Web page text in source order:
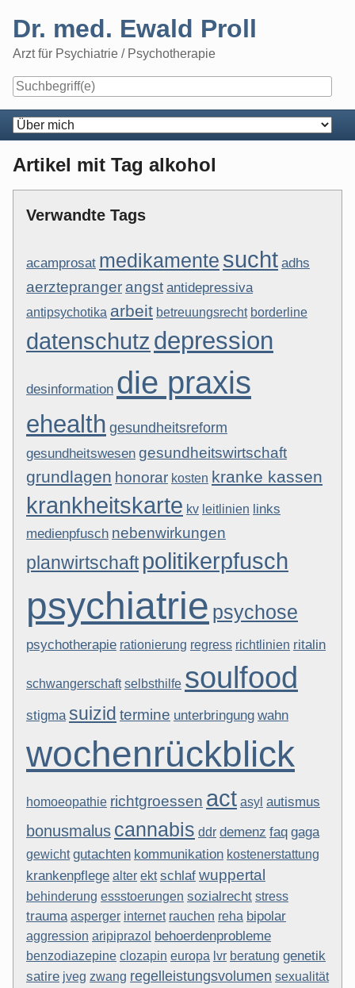
content
Dr. med. Ewald Proll
Arzt für Psychiatrie / Psychotherapie
Navigation
Artikel mit Tag alkohol
Verwandte Tags
acamprosat medikamente sucht adhs
aerztepranger angst antidepressiva
antipsychotika arbeit betreuungsrecht borderline
datenschutz depression
desinformation die praxis
ehealth gesundheitsreform
gesundheitswesen gesundheitswirtschaft
grundlagen honorar kosten kranke kassen
krankheitskarte kv leitlinien links
medienpfusch nebenwirkungen
planwirtschaft politikerpfusch
psychiatrie psychose
psychotherapie rationierung regress richtlinien ritalin
schwangerschaft selbsthilfe soulfood
stigma suizid termine unterbringung wahn
wochenrückblick
homoeopathie richtgroessen act asyl autismus
bonusmalus cannabis ddr demenz faq gaga
gewicht gutachten kommunikation kostenerstattung
krankenpflege alter ekt schlaf wuppertal
behinderung essstoerungen sozialrecht stress
trauma asperger internet rauchen reha bipolar
aggression aripiprazol behoerdenprobleme
benzodiazepine clozapin europa lvr beratung genetik
satire jveg zwang regelleistungsvolumen sexualität